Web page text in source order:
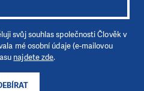
svůj souhlas společnosti Člověk v
mé osobní údaje (e-mailovou
najdete zde.